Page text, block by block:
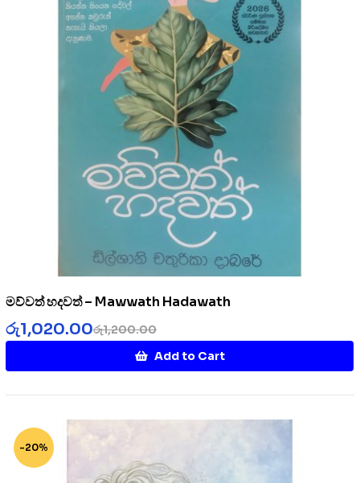
මව්වත් හදවත් – Mawwath Hadawath
රු1,200.00
රු1,020.00
Add to Cart
-20%